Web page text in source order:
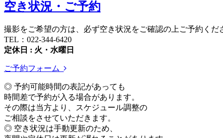
空き状況・ご予約
撮影をご希望の方は、必ず空き状況をご確認の上ご予約くだ
TEL：022-344-6420
定休日 : 火・水曜日
ご予約フォーム
◎ 予約可能時間の表記があっても
時間差で予約が入る場合があります。
その際は当方より、スケジュール調整の
ご相談をさせていただきます。
◎ 空き状況は手動更新のため、